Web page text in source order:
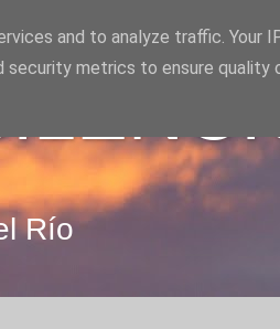
Río
and to analyze traffic. Your
security metrics to ensure quality